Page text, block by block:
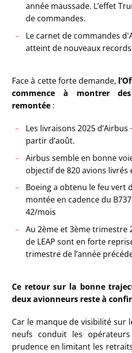
année maussade. L’effet
de commandes.
Le carnet de commandes
atteint de nouveaux
Face à cette forte demande,
commence à montrer
remontée :
Les livraisons 2025
partir d’août.
Airbus semble en bonne
objectif de 820 avions livrés
Boeing a obtenu le feu vert
montée en cadence du
42/mois
Au 2ème et 3ème trimestre
de LEAP sont en forte
trimestre de l’année
Ce retour sur la bonne
deux avionneurs reste à
Car le manque de visibilité sur
neufs conduit les
prudence en limitant les